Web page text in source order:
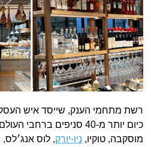
רשת מתחמי הענק, שייסד איש
כיום יותר מ-40 סניפים
מוסקבה, טוקיו, ניו-יורק, לוס